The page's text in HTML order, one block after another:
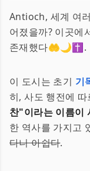
Antioch, 세계 여
어졌을까? 이곳에
존재했다🤲🌙✝️.
이 도시는 초기 기
히, 사도 행전에 따
찬"이라는 이름이
한 역사를 가지고
다니 아쉽다.